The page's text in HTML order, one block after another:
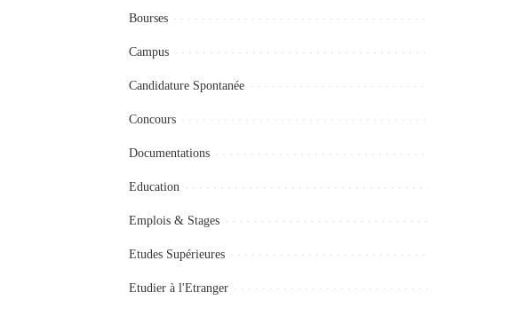
Bourses
Campus
Candidature Spontanée
Concours
Documentations
Education
Emplois & Stages
Etudes Supérieures
Etudier à l'Etranger